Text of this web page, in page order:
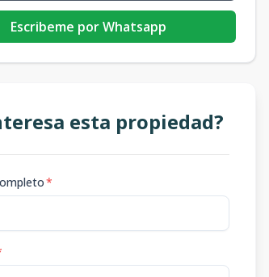
Escribeme por Whatsapp
esta propiedad?
*